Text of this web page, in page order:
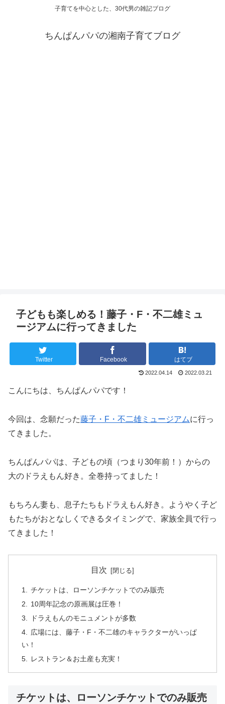
子育てを中心とした、30代男の雑記ブログ
ちんぱんパパの湘南子育てブログ
子どもも楽しめる！藤子・F・不二雄ミュ
ージアムに行ってきました
Twitter Facebook はてブ
2022.04.14 2022.03.21
こんにちは、ちんぱんパパです！
今回は、念願だった藤子・F・不二雄ミュージアムに行っ
てきました。
ちんぱんパパは、子どもの頃（つまり30年前！）からの
大のドラえもん好き。全巻持ってました！
もちろん妻も、息子たちもドラえもん好き。ようやく子ど
もたちがおとなしくできるタイミングで、家族全員で行っ
てきました！
目次
チケットは、ローソンチケットでのみ販売
10周年記念の原画展は圧巻！
ドラえもんのモニュメントが多数
広場には、藤子・F・不二雄のキャラクターがいっぱ
い！
レストラン＆お土産も充実！
チケットは、ローソンチケットでのみ販売